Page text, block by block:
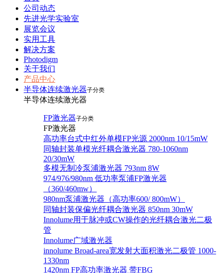
公司动态
先进光学实验室
展览会议
实用工具
解决方案
Photodigm
关于我们
产品中心
半导体连续激光器子分类
半导体连续激光器
FP激光器子分类
FP激光器
高功率台式中红外单模FP光源 2000nm 10/15mW
同轴封装单模光纤耦合激光器 780-1060nm
20/30mW
多模无制冷泵浦激光器 793nm 8W
974/976/980nm 低功率泵浦FP激光器
（360/460mw）
980nm泵浦激光器（高功率600/ 800mW）
同轴封装保偏光纤耦合激光器 850nm 30mW
Innolume用于脉冲或CW操作的光纤耦合激光二极
管
Innolume广域激光器
innolume Broad-area宽发射大面积激光二极管 1000-
1330nm
1420nm FP高功率激光器 带FBG